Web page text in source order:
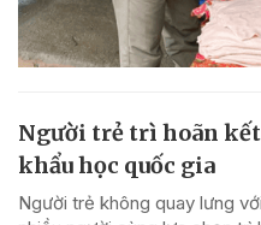
Người trẻ trì hoãn
khẩu học quốc gia
Người trẻ không quay lưng